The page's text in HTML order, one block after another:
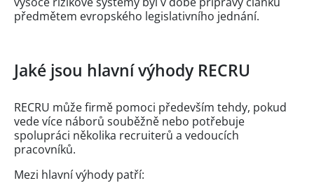
předmětem evropského legislativního jednání.
Jaké jsou hlavní výhody RECRU
RECRU může firmě pomoci především tehdy, pokud
vede více náborů souběžně nebo potřebuje
spolupráci několika recruiterů a vedoucích
pracovníků.
Mezi hlavní výhody patří: